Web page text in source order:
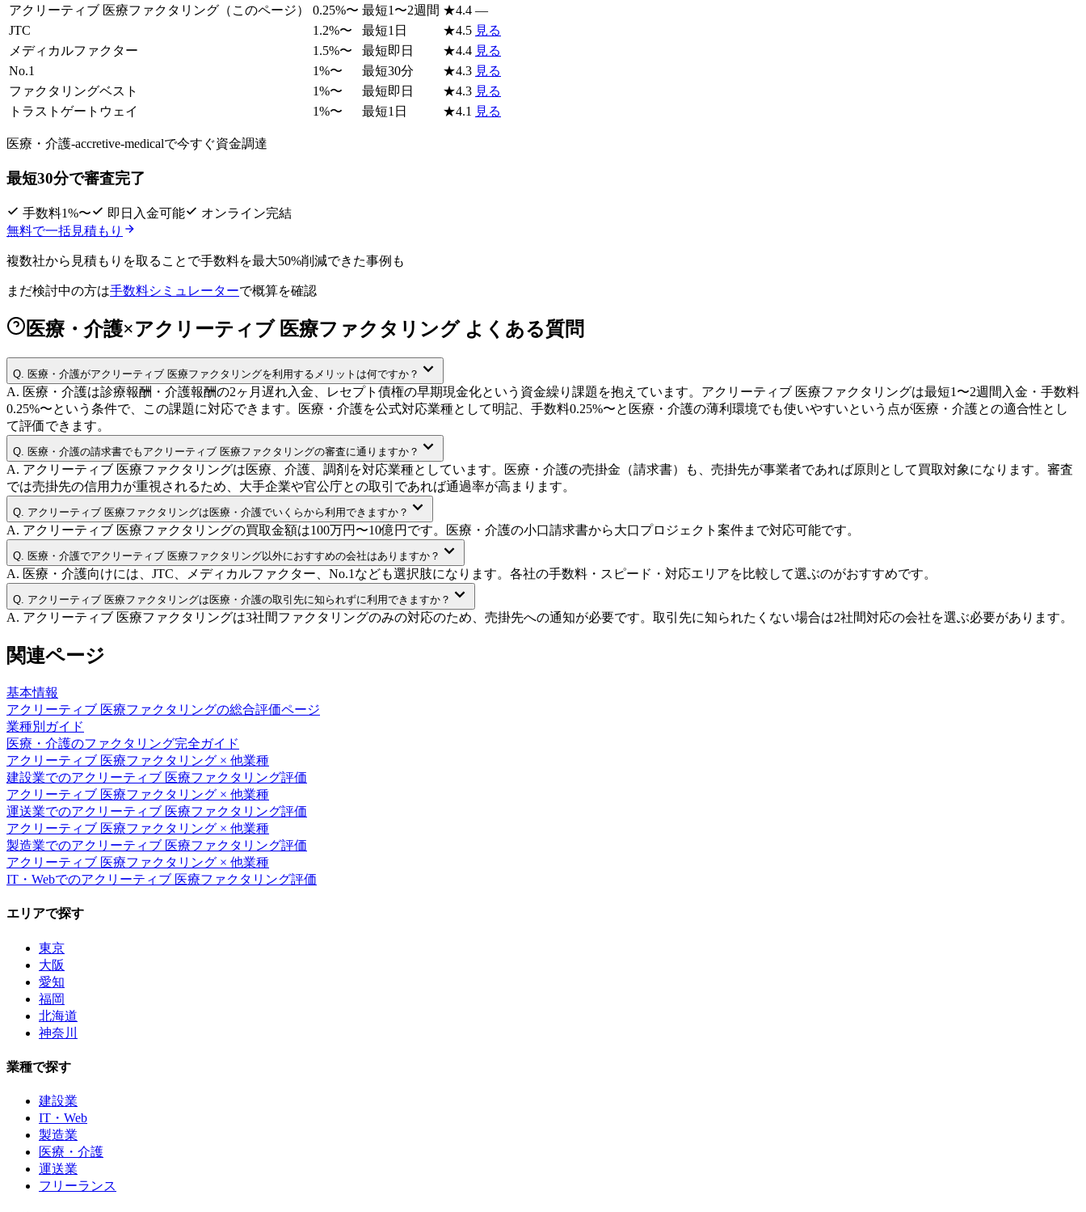
アクリーティブ 医療ファクタリング （このページ） 0.25%〜 最短1〜2週間 ★4.4 —
JTC
1.2%〜 最短1日 ★4.5 見る
メディカルファクター
1.5%〜 最短即日 ★4.4 見る
No.1
1%〜 最短30分 ★4.3 見る
ファクタリングベスト
1%〜 最短即日 ★4.3 見る
トラストゲートウェイ
1%〜 最短1日 ★4.1 見る
医療・介護-accretive-medicalで今すぐ資金調達
最短30分で審査完了
手数料1%〜 即日入金可能
オンライン完結
無料で一括見積もり
複数社から見積もりを取ることで手数料を最大50%削減できた事例も
まだ検討中の方は手数料シミュレーターで概算を確認
医療・介護×アクリーティブ 医療ファクタリング よくある質問
Q. 医療・介護がアクリーティブ 医療ファクタリングを利用するメリットは何ですか？
A. 医療・介護は診療報酬・介護報酬の2ヶ月遅れ入金、レセプト債権の早期現金化という資金繰り課題を抱えています。アクリーティブ 医療ファクタリングは最短1〜2週間入金・手数料
0.25%〜という条件で、この課題に対応できます。医療・介護を公式対応業種として明記、手数料0.25%〜と医療・介護の薄利環境でも使いやすいという点が医療・介護との適合性とし
て評価できます。
Q. 医療・介護の請求書でもアクリーティブ 医療ファクタリングの審査に通りますか？
A. アクリーティブ 医療ファクタリングは医療、介護、調剤を対応業種としています。医療・介護の売掛金（請求書）も、売掛先が事業者であれば原則として買取対象になります。審査
では売掛先の信用力が重視されるため、大手企業や官公庁との取引であれば通過率が高まります。
Q. アクリーティブ 医療ファクタリングは医療・介護でいくらから利用できますか？
A. アクリーティブ 医療ファクタリングの買取金額は100万円〜10億円です。医療・介護の小口請求書から大口プロジェクト案件まで対応可能です。
Q. 医療・介護でアクリーティブ 医療ファクタリング以外におすすめの会社はありますか？
A. 医療・介護向けには、JTC、メディカルファクター、No.1なども選択肢になります。各社の手数料・スピード・対応エリアを比較して選ぶのがおすすめです。
Q. アクリーティブ 医療ファクタリングは医療・介護の取引先に知られずに利用できますか？
A. アクリーティブ 医療ファクタリングは3社間ファクタリングのみの対応のため、売掛先への通知が必要です。取引先に知られたくない場合は2社間対応の会社を選ぶ必要があります。
関連ページ
基本情報
アクリーティブ 医療ファクタリングの総合評価ページ
業種別ガイド
医療・介護のファクタリング完全ガイド
アクリーティブ 医療ファクタリング × 他業種
建設業でのアクリーティブ 医療ファクタリング評価
アクリーティブ 医療ファクタリング × 他業種
運送業でのアクリーティブ 医療ファクタリング評価
アクリーティブ 医療ファクタリング × 他業種
製造業でのアクリーティブ 医療ファクタリング評価
アクリーティブ 医療ファクタリング × 他業種
IT・Webでのアクリーティブ 医療ファクタリング評価
エリアで探す
東京
大阪
愛知
福岡
北海道
神奈川
業種で探す
建設業
IT・Web
製造業
医療・介護
運送業
フリーランス